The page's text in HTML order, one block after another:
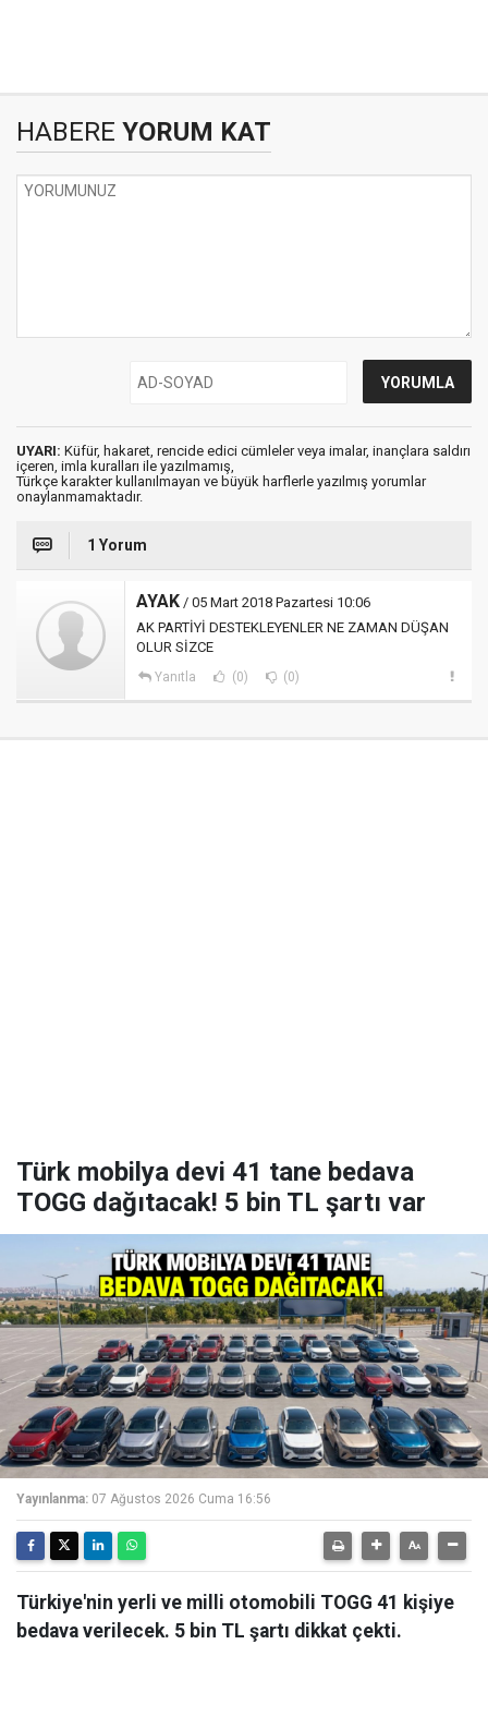
HABERE YORUM KAT
UYARI: Küfür, hakaret, rencide edici cümleler veya imalar, inançlara saldırı
içeren, imla kuralları ile yazılmamış,
Türkçe karakter kullanılmayan ve büyük harflerle yazılmış yorumlar
onaylanmamaktadır.
1 Yorum
AYAK / 05 Mart 2018 Pazartesi 10:06
AK PARTİYİ DESTEKLEYENLER NE ZAMAN DÜŞAN
OLUR SİZCE
Yanıtla (0) (0)
Türk mobilya devi 41 tane bedava
TOGG dağıtacak! 5 bin TL şartı var
Yayınlanma: 07 Ağustos 2026 Cuma 16:56
Türkiye'nin yerli ve milli otomobili TOGG 41 kişiye
bedava verilecek. 5 bin TL şartı dikkat çekti.